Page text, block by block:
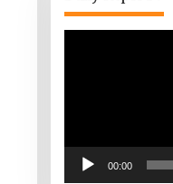
00:00